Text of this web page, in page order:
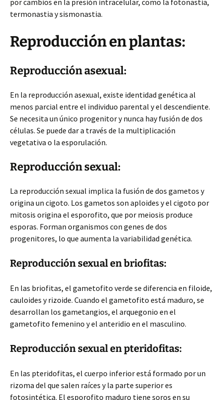
por cambios en la presión intracelular, como la fotonastia,
termonastia y sismonastia.
Reproducción en plantas:
Reproducción asexual:
En la reproducción asexual, existe identidad genética al
menos parcial entre el individuo parental y el descendiente.
Se necesita un único progenitor y nunca hay fusión de dos
células. Se puede dar a través de la multiplicación
vegetativa o la esporulación.
Reproducción sexual:
La reproducción sexual implica la fusión de dos gametos y
origina un cigoto. Los gametos son aploides y el cigoto por
mitosis origina el esporofito, que por meiosis produce
esporas. Forman organismos con genes de dos
progenitores, lo que aumenta la variabilidad genética.
Reproducción sexual en briofitas:
En las briofitas, el gametofito verde se diferencia en filoide,
cauloides y rizoide. Cuando el gametofito está maduro, se
desarrollan los gametangios, el arquegonio en el
gametofito femenino y el anteridio en el masculino.
Reproducción sexual en pteridofitas:
En las pteridofitas, el cuerpo inferior está formado por un
rizoma del que salen raíces y la parte superior es
fotosintética. El esporofito maduro tiene soros en su